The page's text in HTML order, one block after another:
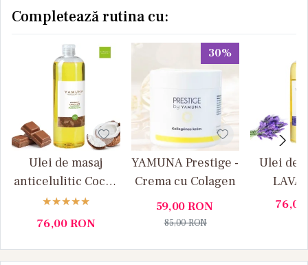
Completează rutina cu:
Ulei de masaj
anticelulitic Cocos
si Ciocolata
Yamuna 1L
76,00RON
30%
YAMUNA Prestige -
Crema cu Colagen
59,00RON
85,00RON
Ulei de
76,00